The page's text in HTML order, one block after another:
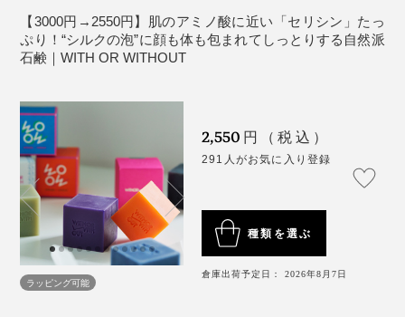
原料も、石鹸も、地場でつくっている、まさにメイド・
イン・桐生。
アパレル業界で経験を積んできた高嶋氏は、国産シルク
独立。
2021年6月に『WITH OR WITHOUT』を立ち上げて、大
人も子どもも使いやすいシルク石鹸から、国産シルク復
興の道を歩み始めました。
たっぷりの泡で洗う心地が、本当に気持ちいい石鹸で
す。
なぜ、こんなにフワッフワに泡立つの？
ーから、セリシンを買ってつくれば済むもの。
なんて、よほどの決意と覚悟がないとできません。
国産シルク復興への長い道のりを思うと、まるで、シル
クロードみたい。
歴史の始まりに、立ち会っているのかも･･････こんなに
ワクワクさせてくれる石鹸、ほかにはないと思います。
ヤシ油・パーム油・水・オリーブ果実油・水酸化
Na・加水分解セリシン・香料・トリ（カプリル酸／
カプリン酸）グリセリル・酸化鉄・酸化クロム
［ベルガモット］
ヤシ油・パーム油・水・オリーブ果実油・水酸化
Na・加水分解セリシン・香料・トリ（カプリル酸／
カプリン酸）グリセリル・マグワ葉・青1
［ジャーニー］
ヤシ油・パーム油・水・オリーブ果実油・水酸化
Na・加水分解セリシン・香料・トリ（カプリル酸／
カプリン酸）グリセリル・ナンバンアイ葉・グンジ
【3000円→2550円】肌のアミノ酸に近い「セリシン」たっ
ぷり！“シルクの泡”に顔も体も包まれてしっとりする自然派
石鹸｜WITH OR WITHOUT
ラッピング可能
2,550 円（税込）
291人がお気に入り登録
種類を選ぶ
倉庫出荷予定日： 2026年8月7日